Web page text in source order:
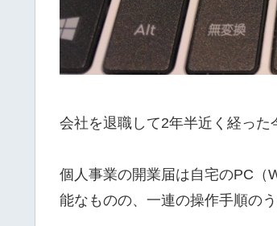
会社を退職して2年半近く経った
個人事業の開業届は自宅のPC（
能なものの、一連の操作手順の